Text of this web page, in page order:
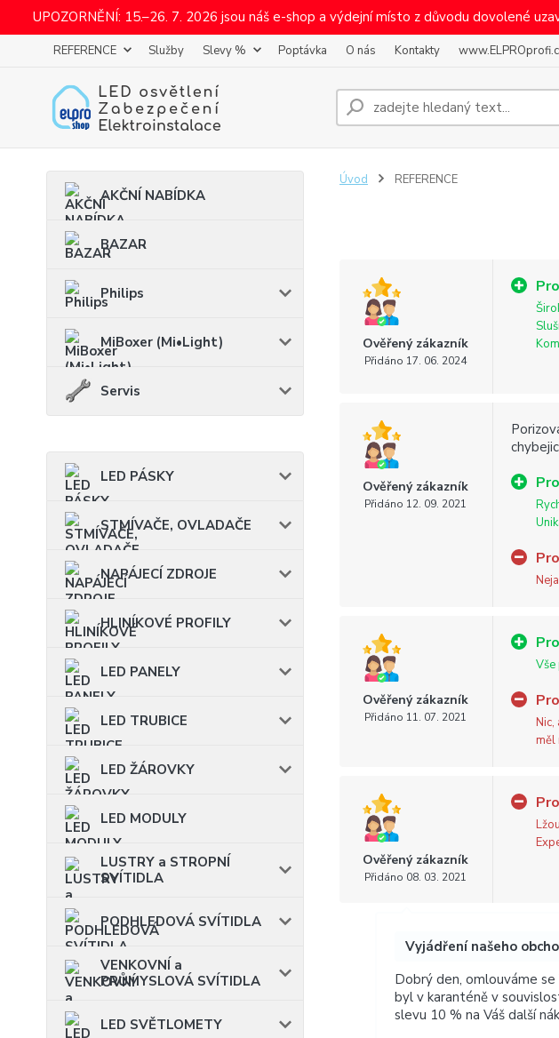
UPOZORNĚNÍ: 15.–26. 7. 2026 jsou náš e-shop a výdejní místo z důvodu dovolené
REFERENCE Služby Slevy % Poptávka O nás Kontakty
AKČNÍ NABÍDKA
BAZAR
Philips
MiBoxer (Mi•Light)
Servis
LED PÁSKY
STMÍVAČE, OVLADAČE
NAPÁJECÍ ZDROJE
HLINÍKOVÉ PROFILY
LED PANELY
LED TRUBICE
LED ŽÁROVKY
LED MODULY
LUSTRY a STROPNÍ
SVÍTIDLA
PODHLEDOVÁ SVÍTIDLA
VENKOVNÍ a
PRŮMYSLOVÁ SVÍTIDLA
LED SVĚTLOMETY
Úvod REFERENCE
Ověřený zákazník
Přidáno 17. 06. 2024
Ověřený zákazník
Přidáno 12. 09. 2021
Ověřený zákazník
Přidáno 11. 07. 2021
Vše
Nic,
měl
Ověřený zákazník
Přidáno 08. 03. 2021
Vyjádření našeho
Dobrý den, omlouváme
byl v karanténě v
slevu 10 % na Váš další